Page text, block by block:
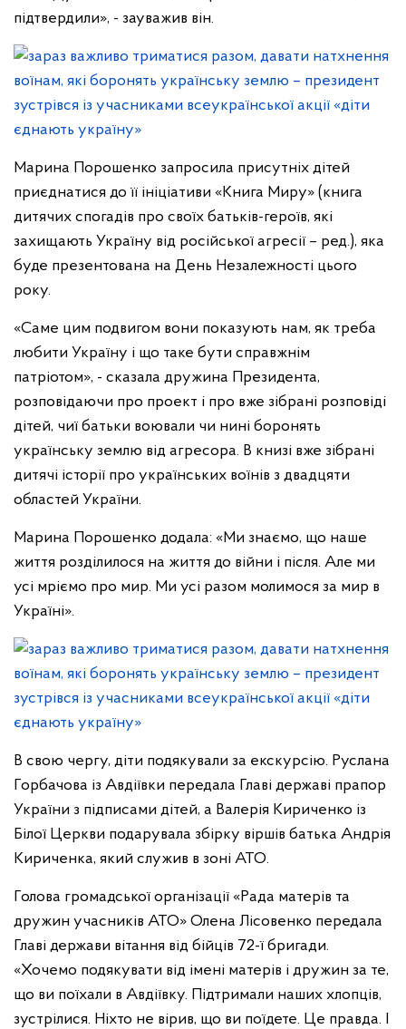
підтвердили», - зауважив він.
Марина Порошенко запросила присутніх дітей
приєднатися до її ініціативи «Книга Миру» (книга
дитячих спогадів про своїх батьків-героїв, які
захищають Україну від російської агресії – ред.), яка
буде презентована на День Незалежності цього
року.
«Саме цим подвигом вони показують нам, як треба
любити Україну і що таке бути справжнім
патріотом», - сказала дружина Президента,
розповідаючи про проект і про вже зібрані розповіді
дітей, чиї батьки воювали чи нині боронять
українську землю від агресора. В книзі вже зібрані
дитячі історії про українських воїнів з двадцяти
областей України.
Марина Порошенко додала: «Ми знаємо, що наше
життя розділилося на життя до війни і після. Але ми
усі мріємо про мир. Ми усі разом молимося за мир в
Україні».
В свою чергу, діти подякували за екскурсію. Руслана
Горбачова із Авдіївки передала Главі державі прапор
України з підписами дітей, а Валерія Кириченко із
Білої Церкви подарувала збірку віршів батька Андрія
Кириченка, який служив в зоні АТО.
Голова громадської організації «Рада матерів та
дружин учасників АТО» Олена Лісовенко передала
Главі держави вітання від бійців 72-ї бригади.
«Хочемо подякувати від імені матерів і дружин за те,
що ви поїхали в Авдіївку. Підтримали наших хлопців,
зустрілися. Ніхто не вірив, що ви поїдете. Це правда. І